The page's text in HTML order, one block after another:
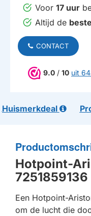
Voor 17 uur
Altijd de beste
CONTACT
9.0 / 10 uit
Huismerkdeal
Hotpoint-
Een Hotpoint-
om de lucht die